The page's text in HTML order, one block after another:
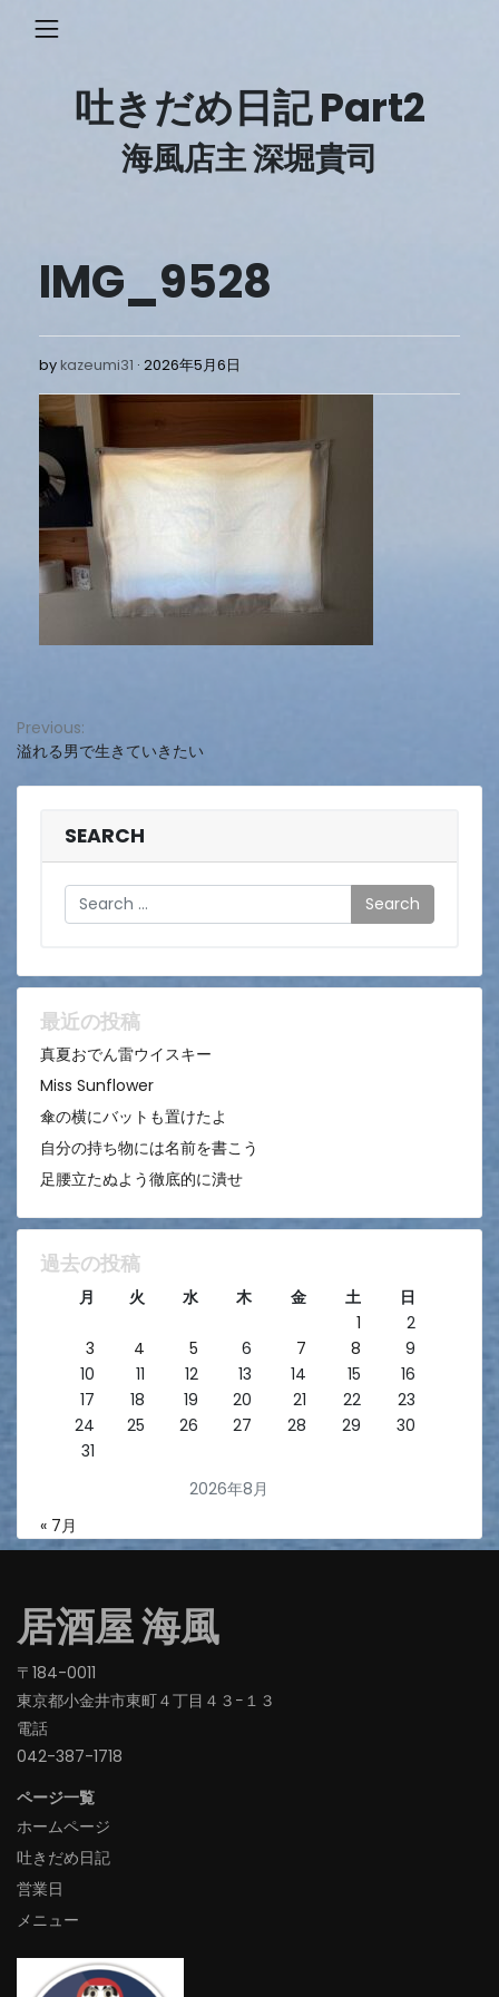
吐きだめ日記 Part2
海風店主 深堀貴司
IMG_9528
bykazeumi31 2026年5月6日
5
6
投
稿
ョ
ン
Previous:
溢れる男で生きていきたい
SEARCH
Search
最近の投稿
真夏おでん雷ウイスキー
Miss Sunflower
傘の横にバットも置けたよ
自分の持ち物には名前を書こう
足腰立たぬよう徹底的に潰せ
過去の投稿
2026年8月
月 火 水 木 金 土
日
1
2
3
4 5 6 7 8
9
10
11 12 13 14 15
16
17
18 19 20 21 22
23
24
25 26 27 28 29
30
31
« 7月
居酒屋 海風
〒184-0011
東京都小金井市東町４丁目４３−１３
電話
042-387-1718‬
ページ一覧
ホームページ
吐きだめ日記
営業日
メニュー